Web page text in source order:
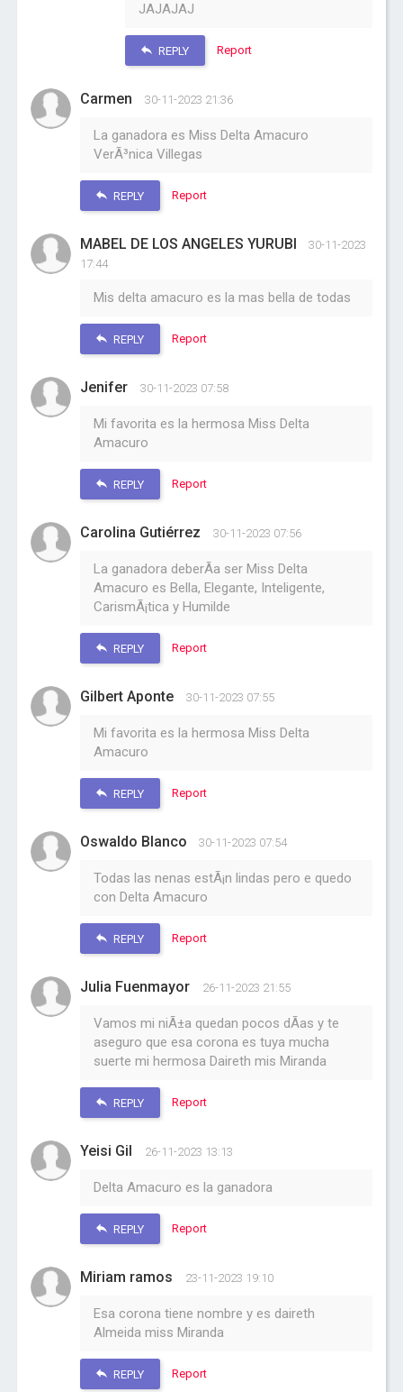
JAJAJAJ
REPLY Report
Carmen 30-11-2023 21:36
La ganadora es Miss Delta Amacuro
VerÃ³nica Villegas
REPLY Report
MABEL DE LOS ANGELES YURUBI
30-11-2023
17:44
Mis delta amacuro es la mas bella de todas
REPLY Report
Jenifer 30-11-2023 07:58
Mi favorita es la hermosa Miss Delta
Amacuro
REPLY Report
Carolina Gutiérrez 30-11-2023 07:56
La ganadora deberÃ­a ser Miss Delta
Amacuro es Bella, Elegante, Inteligente,
CarismÃ¡tica y Humilde
REPLY Report
Gilbert Aponte 30-11-2023 07:55
Mi favorita es la hermosa Miss Delta
Amacuro
REPLY Report
Oswaldo Blanco 30-11-2023 07:54
Todas las nenas estÃ¡n lindas pero e quedo
con Delta Amacuro
REPLY Report
Julia Fuenmayor 26-11-2023 21:55
Vamos mi niÃ±a quedan pocos dÃ­as y te
aseguro que esa corona es tuya mucha
suerte mi hermosa Daireth mis Miranda
REPLY Report
Yeisi Gil 26-11-2023 13:13
Delta Amacuro es la ganadora
REPLY Report
Miriam ramos 23-11-2023 19:10
Esa corona tiene nombre y es daireth
Almeida miss Miranda
REPLY Report